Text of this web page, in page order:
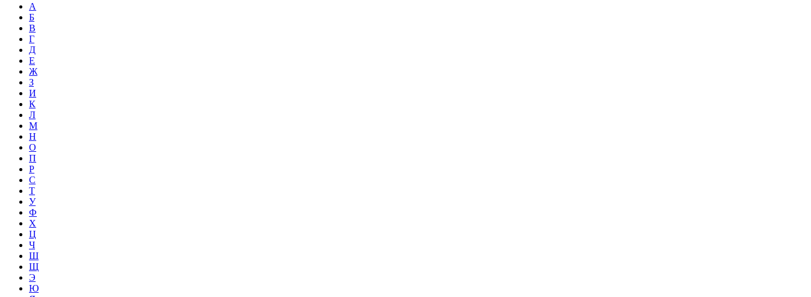
А
Б
В
Г
Д
Е
Ж
З
И
К
Л
М
Н
О
П
Р
С
Т
У
Ф
Х
Ц
Ч
Ш
Щ
Э
Ю